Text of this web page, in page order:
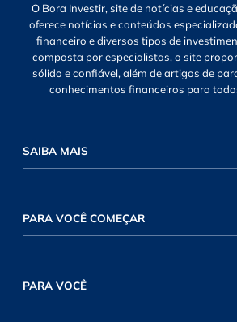
O Bora Investir, site de notícias e
oferece notícias e conteúdos
financeiro e diversos tipos de
composta por especialistas, o site
sólido e confiável, além de artigos de
conhecimentos financeiros para
SAIBA MAIS
PARA VOCÊ COMEÇAR
PARA VOCÊ